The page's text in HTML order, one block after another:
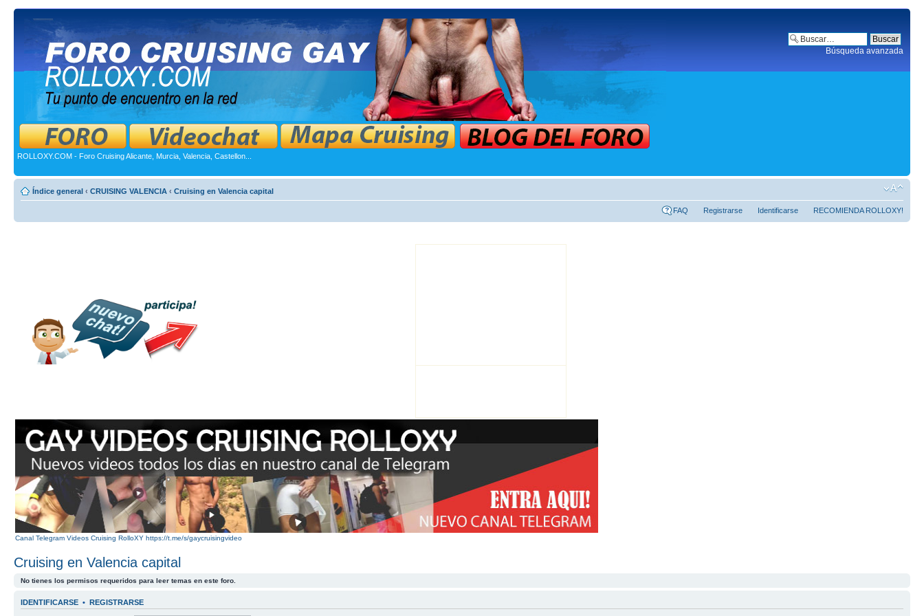
ROLLOXY.COM - Foro Cruising Alicante, Murcia, Valencia, Castellon...
Búsqueda avanzada
Índice general ‹ CRUISING VALENCIA ‹ Cruising en Valencia capital
FAQ Registrarse Identificarse RECOMIENDA ROLLOXY!
Canal Telegram Videos Cruising RolloXY https://t.me/s/gaycruisingvideo
Cruising en Valencia capital
No tienes los permisos requeridos para leer temas en este foro.
IDENTIFICARSE • REGISTRARSE